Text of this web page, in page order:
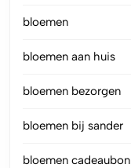
bloemen
bloemen aan huis
bloemen bezorgen
bloemen bij sander
bloemen cadeaubon